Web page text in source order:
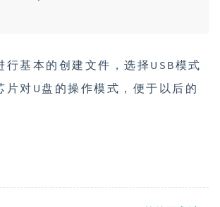
行基本的创建文件，选择USB模式
片对U盘的操作模式，便于以后的